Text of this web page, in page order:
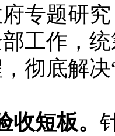
专题研
工作，
彻底解
收短板。